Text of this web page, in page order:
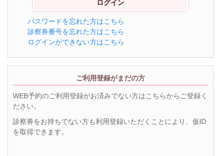
パスワードを忘れた方はこちら
診察券番号を忘れた方はこちら
ログインができない方はこちら
ご利用登録がまだの方
WEB予約のご利用登録がお済みでない方はこちらからご登録く
ださい。
診察券をお持ちでない方も利用登録いただくことにより、仮ID
を取得できます。